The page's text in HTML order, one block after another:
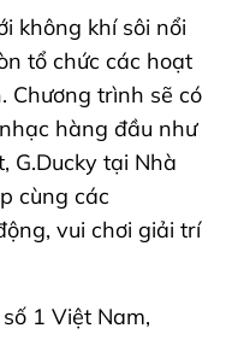
không khí sôi nổi
tổ chức các hoạt
Chương trình sẽ có
hàng đầu như
G.Ducky tại Nhà
cùng các
vui chơi giải trí
1 Việt Nam,